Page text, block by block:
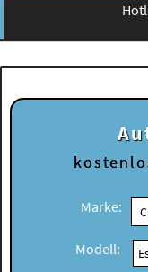
Marke:
Modell: